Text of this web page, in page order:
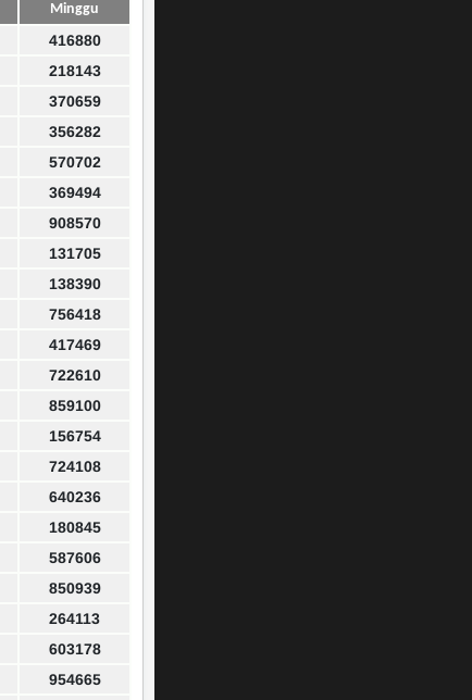
Minggu
416880
218143
370659
356282
570702
369494
908570
131705
138390
756418
417469
722610
859100
156754
724108
640236
180845
587606
850939
264113
603178
954665